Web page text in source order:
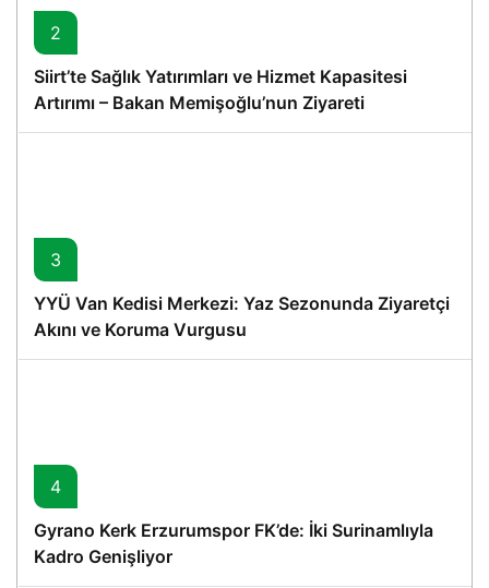
2
Siirt’te Sağlık Yatırımları ve Hizmet Kapasitesi
Artırımı – Bakan Memişoğlu’nun Ziyareti
3
YYÜ Van Kedisi Merkezi: Yaz Sezonunda Ziyaretçi
Akını ve Koruma Vurgusu
4
Gyrano Kerk Erzurumspor FK’de: İki Surinamlıyla
Kadro Genişliyor